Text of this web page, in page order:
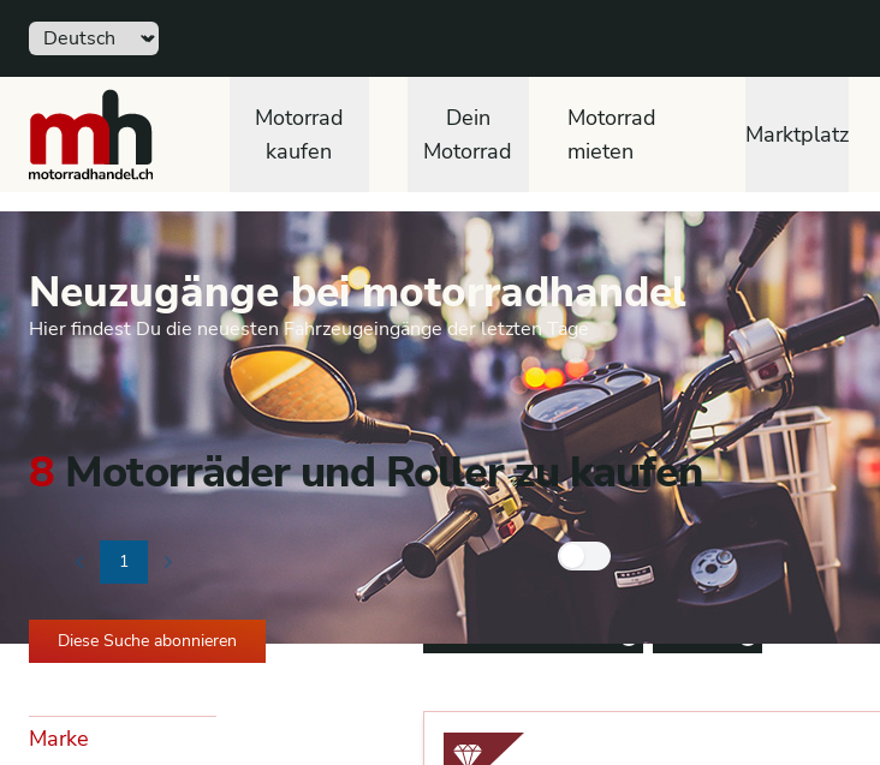
Sprache
motorradhandel.ch
Motorrad
kaufen
Dein
Motorrad
Motorrad
mieten
Marktplatz
Neuzugänge bei motorradhandel
Hier findest Du die neuesten Fahrzeugeingänge der letzten Tage
8Motorräder und Roller zu kaufen
Previous
1 Next
Nur Händlerfahrzeuge
Diese Suche abonnieren Alle Filter entfernen Remove optionRemove option
Marke